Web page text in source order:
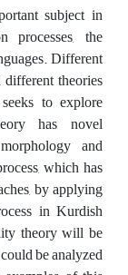
subject in
processes, the
Different
theories
to explore
has novel
and
which has
by applying
in Kurdish
theory will be
be analyzed